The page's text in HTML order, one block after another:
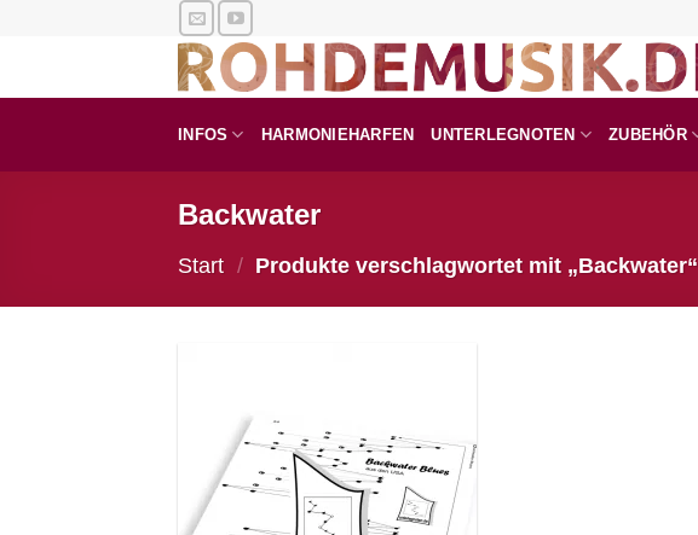
INFOS HARMONIEHARFEN UNTERLEGNOTEN ZUBEHÖR
Backwater
Start / Produkte verschlagwortet mit „Backwater“